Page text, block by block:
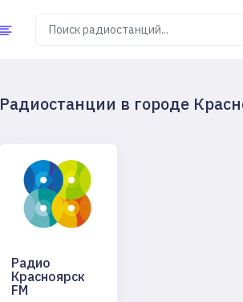
Радиостанции в городе
Радио
Красноярск
FM